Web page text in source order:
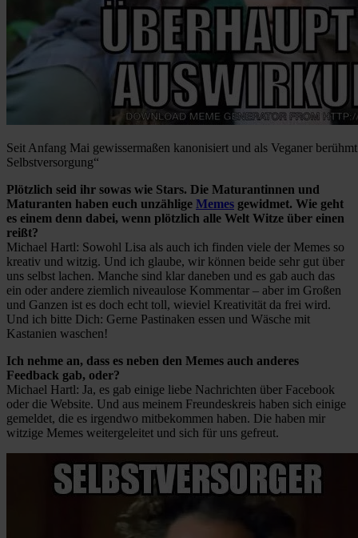
Seit Anfang Mai gewissermaßen kanonisiert und als Veganer
Selbstversorgung“
Plötzlich seid ihr sowas wie Stars. Die Maturantinnen und
Maturanten haben euch unzählige Memes gewidmet. Wie geht
es einem denn dabei, wenn plötzlich alle Welt Witze über einen
reißt?
Michael Hartl: Sowohl Lisa als auch ich finden viele der Memes so
kreativ und witzig. Und ich glaube, wir können beide sehr gut über
uns selbst lachen. Manche sind klar daneben und es gab auch das
ein oder andere ziemlich niveaulose Kommentar – aber im Großen
und Ganzen ist es doch echt toll, wieviel Kreativität da frei wird.
Und ich bitte Dich: Gerne Pastinaken essen und Wäsche mit
Kastanien waschen!
Ich nehme an, dass es neben den Memes auch anderes
Feedback gab, oder?
Michael Hartl: Ja, es gab einige liebe Nachrichten über Facebook
oder die Website. Und aus meinem Freundeskreis haben sich einige
gemeldet, die es irgendwo mitbekommen haben. Die haben mir
witzige Memes weitergeleitet und sich für uns gefreut.